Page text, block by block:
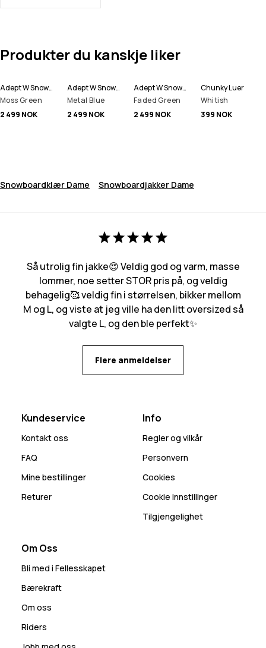
Produkter du kanskje liker
Adept W Snowboardjakke Dame
Moss Green
2 499 NOK
Adept W Snowboardjakke Dame
Metal Blue
2 499 NOK
Adept W Snowboardjakke Dame
Faded Green
2 499 NOK
Chunky Luer
Whitish
399 NOK
Snowboardklær Dame Snowboardjakker Dame
Så utrolig fin jakke😍 Veldig god og varm, masse
lommer, noe setter STOR pris på, og veldig
behagelig🥰 veldig fin i størrelsen, bikker mellom
M og L, og viste at jeg ville ha den litt oversized så
valgte L, og den ble perfekt✨
Flere anmeldelser
Kundeservice
Kontakt oss
FAQ
Mine bestillinger
Returer
Info
Regler og vilkår
Personvern
Cookies
Cookie innstillinger
Tilgjengelighet
Om Oss
Bli med i Fellesskapet
Bærekraft
Om oss
Riders